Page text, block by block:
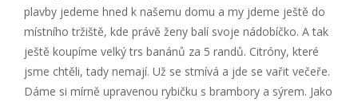
plavby jedeme hned k našemu domu a my jdeme ještě do
místního tržiště, kde právě ženy balí svoje nádobíčko. A tak
ještě koupíme velký trs banánů za 5 randů. Citróny, které
jsme chtěli, tady nemají. Už se stmívá a jde se vařit večeře.
Dáme si mírně upravenou rybičku s brambory a sýrem. Jako